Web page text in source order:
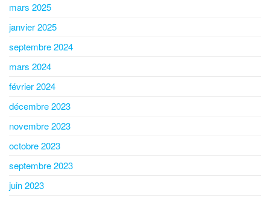
mars 2025
janvier 2025
septembre 2024
mars 2024
février 2024
décembre 2023
novembre 2023
octobre 2023
septembre 2023
juin 2023